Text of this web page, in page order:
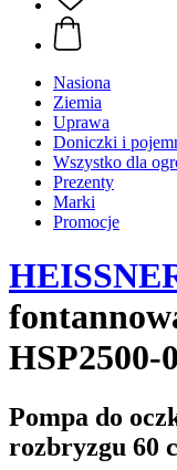
Nasiona
Ziemia
Uprawa
Doniczki i
Wszystko dla
Prezenty
Marki
Promocje
HSP2500-
Pompa do
rozbryzgu 60